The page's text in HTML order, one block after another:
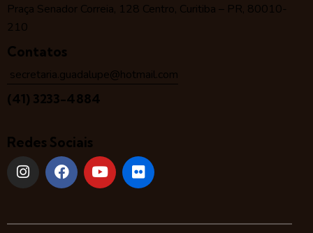
Praça Senador Correia, 128 Centro, Curitiba – PR, 80010-
210
Contatos
secretaria.guadalupe@hotmail.com
(41) 3233-4884
Redes Sociais